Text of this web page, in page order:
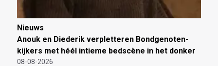
Nieuws
Anouk en Diederik verpletteren Bondgenoten-
kijkers met héél intieme bedscène in het donker
08-08-2026